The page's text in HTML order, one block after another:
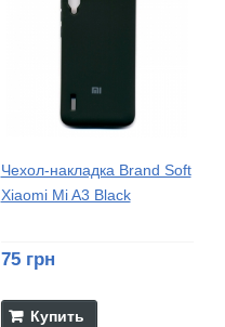
Чехол-накладка Brand Soft
Xiaomi Mi A3 Black
75 грн
Купить